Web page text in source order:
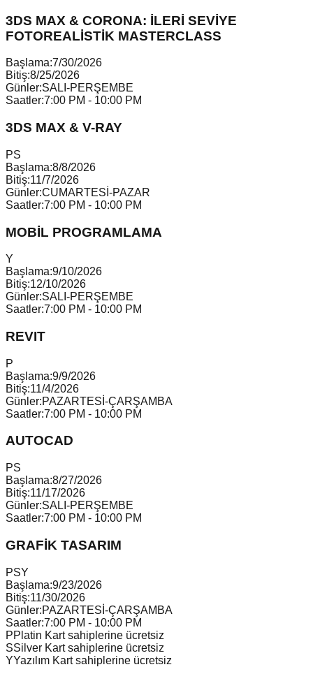
3DS MAX & CORONA: İLERİ SEVİYE
FOTOREALİSTİK MASTERCLASS
Başlama:7/30/2026
Bitiş:8/25/2026
Günler:SALI-PERŞEMBE
Saatler:7:00 PM - 10:00 PM
3DS MAX & V-RAY
PS
Başlama:8/8/2026
Bitiş:11/7/2026
Günler:CUMARTESİ-PAZAR
Saatler:7:00 PM - 10:00 PM
MOBİL PROGRAMLAMA
Y
Başlama:9/10/2026
Bitiş:12/10/2026
Günler:SALI-PERŞEMBE
Saatler:7:00 PM - 10:00 PM
REVIT
P
Başlama:9/9/2026
Bitiş:11/4/2026
Günler:PAZARTESİ-ÇARŞAMBA
Saatler:7:00 PM - 10:00 PM
AUTOCAD
PS
Başlama:8/27/2026
Bitiş:11/17/2026
Günler:SALI-PERŞEMBE
Saatler:7:00 PM - 10:00 PM
GRAFİK TASARIM
PSY
Başlama:9/23/2026
Bitiş:11/30/2026
Günler:PAZARTESİ-ÇARŞAMBA
Saatler:7:00 PM - 10:00 PM
PPlatin Kart sahiplerine ücretsiz
SSilver Kart sahiplerine ücretsiz
YYazılım Kart sahiplerine ücretsiz